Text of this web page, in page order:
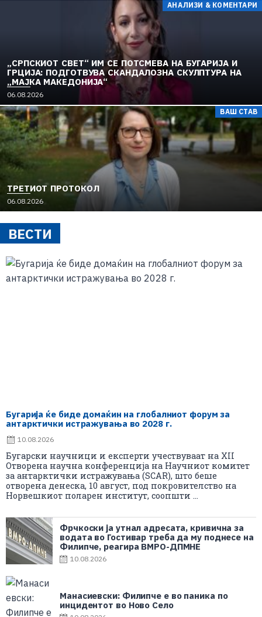
АНАЛИЗИ & КОМЕНТАРИ
„СРПСКИОТ СВЕТ“ ИМ СЕ ПОТСМЕВА НА БУГАРИЈА И
ГРЦИЈА: ПОДГОТВУВА СКАНДАЛОЗНА СКУЛПТУРА НА
„МАЈКА МАКЕДОНИЈА“
06.08.2026
ВАШ СТАВ
ТРЕТИОТ ПРОТОКОЛ
06.08.2026
ВЕСТИ
Бугарија ќе биде домаќин на глобалниот форум за
антарктички истражувања во 2028 г.
10.08.2026
Бугарски научници и експерти учествуваат на XII
Отворена научна конференција на Научниот комитет
за антарктички истражувања (SCAR), што беше
отворена денеска, 10 август, под покровителство на
Норвешкиот поларен институт, соопшти ...
Фрчкоски ја утнал адресата, кривична за
водата во Гостивар треба да му поднесе на
Филипче, реагира ВМРО-ДПМНЕ
10.08.2026
Манасиевски: Филипче е во паника по
инцидентот во Ново Село